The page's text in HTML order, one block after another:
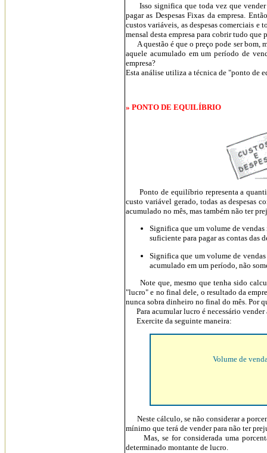
Isso significa que toda vez que vender
pagar as Despesas Fixas da empresa.
custos variáveis, as despesas comerciais e
mensal desta empresa para cobrir tudo que
A questão é que o preço pode ser bom,
aquele acumulado em um período de
empresa?
Esta análise utiliza a técnica de "ponto de
» PONTO DE EQUILÍBRIO
Ponto de equilíbrio representa a
custo variável gerado, todas as despesas
acumulado no mês, mas também não ter
Significa que um volume de
suficiente para pagar as contas das
Significa que um volume de
acumulado em um período, não
Note que, mesmo que tenha sido
"lucro" e no final dele, o resultado da
nunca sobra dinheiro no final do mês. Por
Para acumular lucro é necessário
Exercite da seguinte maneira:
Volume de
Neste cálculo, se não considerar a
mínimo que terá de vender para não ter
Mas, se for considerada uma
determinado montante de lucro.